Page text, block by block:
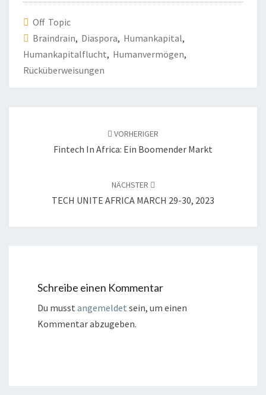
Off Topic
Braindrain, Diaspora, Humankapital,
Humankapitalflucht, Humanvermögen,
Rücküberweisungen
VORHERIGER
Fintech In Africa: Ein Boomender Markt
NÄCHSTER
TECH UNITE AFRICA MARCH 29-30, 2023
Schreibe einen Kommentar
Du musst angemeldet sein, um einen
Kommentar abzugeben.